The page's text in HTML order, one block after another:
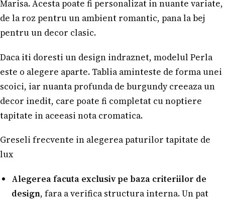
Marisa. Acesta poate fi personalizat in nuante variate,
de la roz pentru un ambient romantic, pana la bej
pentru un decor clasic.
Daca iti doresti un design indraznet, modelul Perla
este o alegere aparte. Tablia aminteste de forma unei
scoici, iar nuanta profunda de burgundy creeaza un
decor inedit, care poate fi completat cu noptiere
tapitate in aceeasi nota cromatica.
Greseli frecvente in alegerea paturilor tapitate de
lux
Alegerea facuta exclusiv pe baza criteriilor de
design, fara a verifica structura interna. Un pat